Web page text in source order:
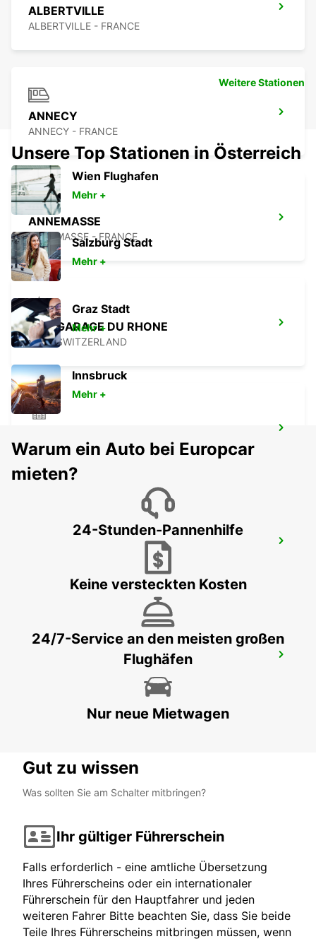
ALBERTVILLE
ALBERTVILLE - FRANCE
ANNECY
ANNECY - FRANCE
ANNEMASSE
ANNEMASSE - FRANCE
BEX, GARAGE DU RHONE
BEX - SWITZERLAND
GENEVA - SWITZERLAND
GENF CAROUGE, HOTEL RAMADA
GRAND-LANCY - SWITZERLAND
VERBIER, MAY TAXI & LIMOUSINE
Weitere Stationen
Unsere Top Stationen in Österreich
Wien Flughafen
Mehr +
Salzburg Stadt
Mehr +
Graz Stadt
Mehr +
Innsbruck
Mehr +
Warum ein Auto bei Europcar
mieten?
24-Stunden-Pannenhilfe
Keine versteckten Kosten
24/7-Service an den meisten großen
Flughäfen
Nur neue Mietwagen
Gut zu wissen
Was sollten Sie am Schalter mitbringen?
Ihr gültiger Führerschein
Falls erforderlich - eine amtliche Übersetzung
Ihres Führerscheins oder ein internationaler
Führerschein für den Hauptfahrer und jeden
weiteren Fahrer Bitte beachten Sie, dass Sie beide
Teile Ihres Führerscheins mitbringen müssen, wenn